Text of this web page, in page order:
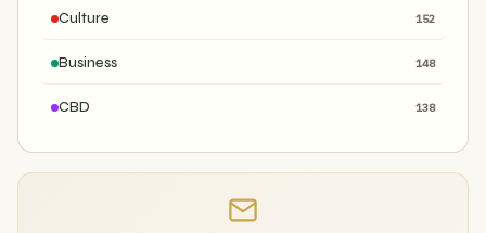
Culture 152
Business 148
CBD 138